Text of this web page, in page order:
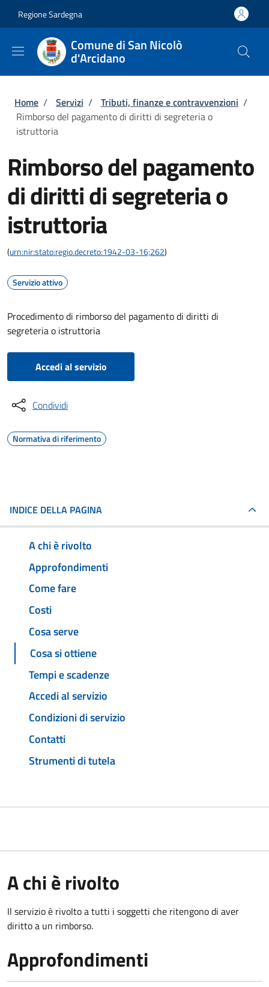
Regione Sardegna
Comune di San Nicolò
d'Arcidano
Briciole di pane
Home / Servizi / Tributi, finanze e contravvenzioni /
Rimborso del pagamento di diritti di segreteria o
istruttoria
Rimborso del pagamento
di diritti di segreteria o
istruttoria
(urn:nir:stato:regio.decreto:1942-03-16;262)
Servizio attivo
Procedimento di rimborso del pagamento di diritti di
segreteria o istruttoria
Accedi al servizio
Condividi
Normativa di riferimento
INDICE DELLA PAGINA
A chi è rivolto
Approfondimenti
Come fare
Costi
Cosa serve
Cosa si ottiene
Tempi e scadenze
Accedi al servizio
Condizioni di servizio
Contatti
Strumenti di tutela
A chi è rivolto
Il servizio è rivolto a tutti i soggetti che ritengono di aver
diritto a un rimborso.
Approfondimenti